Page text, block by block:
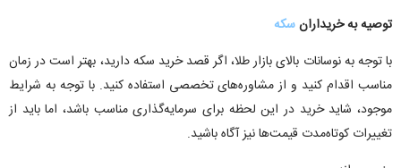
توصیه به خریدارانسکه
با توجه به نوسانات بالای بازار طلا، اگر قصد خرید سکه دارید، بهتر است در زمان
مناسب اقدام کنید و از مشاوره‌های تخصصی استفاده کنید. با توجه به شرایط
موجود، شاید خرید در این لحظه برای سرمایه‌گذاری مناسب باشد، اما باید از
تغییرات کوتاه‌مدت قیمت‌ها نیز آگاه باشید.